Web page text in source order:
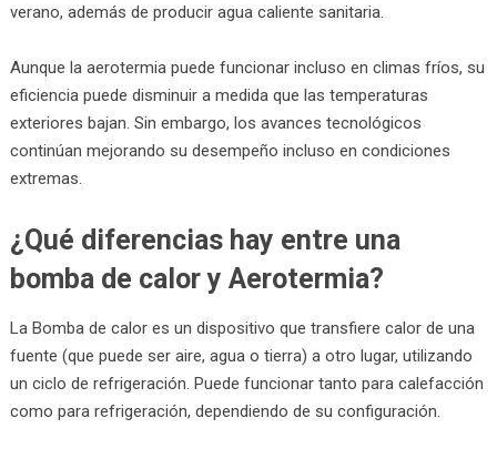
verano, además de producir agua caliente sanitaria.
Aunque la aerotermia puede funcionar incluso en climas fríos, su
eficiencia puede disminuir a medida que las temperaturas
exteriores bajan. Sin embargo, los avances tecnológicos
continúan mejorando su desempeño incluso en condiciones
extremas.
¿Qué diferencias hay entre una
bomba de calor y Aerotermia?
La Bomba de calor es un dispositivo que transfiere calor de una
fuente (que puede ser aire, agua o tierra) a otro lugar, utilizando
un ciclo de refrigeración. Puede funcionar tanto para calefacción
como para refrigeración, dependiendo de su configuración.